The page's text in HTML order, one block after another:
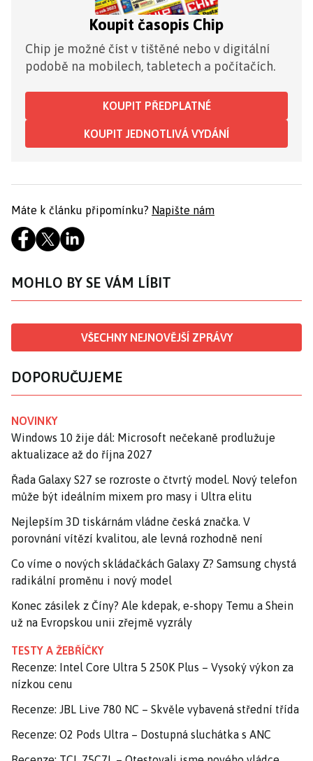
Koupit časopis Chip
Chip je možné číst v tištěné nebo v digitální
podobě na mobilech, tabletech a počítačích.
KOUPIT PŘEDPLATNÉ
KOUPIT JEDNOTLIVÁ VYDÁNÍ
Máte k článku připomínku? Napište nám
MOHLO BY SE VÁM LÍBIT
VŠECHNY NEJNOVĚJŠÍ ZPRÁVY
DOPORUČUJEME
NOVINKY
Windows 10 žije dál: Microsoft nečekaně prodlužuje
aktualizace až do října 2027
Řada Galaxy S27 se rozroste o čtvrtý model. Nový telefon
může být ideálním mixem pro masy i Ultra elitu
Nejlepším 3D tiskárnám vládne česká značka. V
porovnání vítězí kvalitou, ale levná rozhodně není
Co víme o nových skládačkách Galaxy Z? Samsung chystá
radikální proměnu i nový model
Konec zásilek z Číny? Ale kdepak, e-shopy Temu a Shein
už na Evropskou unii zřejmě vyzrály
TESTY A ŽEBŘÍČKY
Recenze: Intel Core Ultra 5 250K Plus – Vysoký výkon za
nízkou cenu
Recenze: JBL Live 780 NC – Skvěle vybavená střední třída
Recenze: O2 Pods Ultra – Dostupná sluchátka s ANC